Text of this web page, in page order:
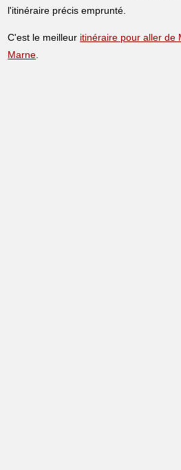
l'itinéraire précis emprunté.
C'est le meilleur itinéraire pour aller de
Marne.